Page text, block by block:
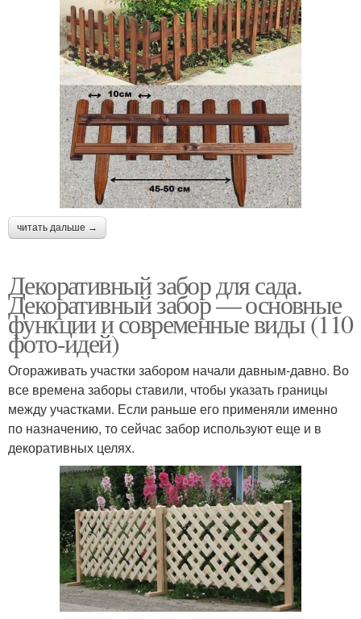
читать дальше →
Декоративный забор для сада.
Декоративный забор — основные
функции и современные виды (110
фото-идей)
Огораживать участки забором начали давным-давно. Во
все времена заборы ставили, чтобы указать границы
между участками. Если раньше его применяли именно
по назначению, то сейчас забор используют еще и в
декоративных целях.